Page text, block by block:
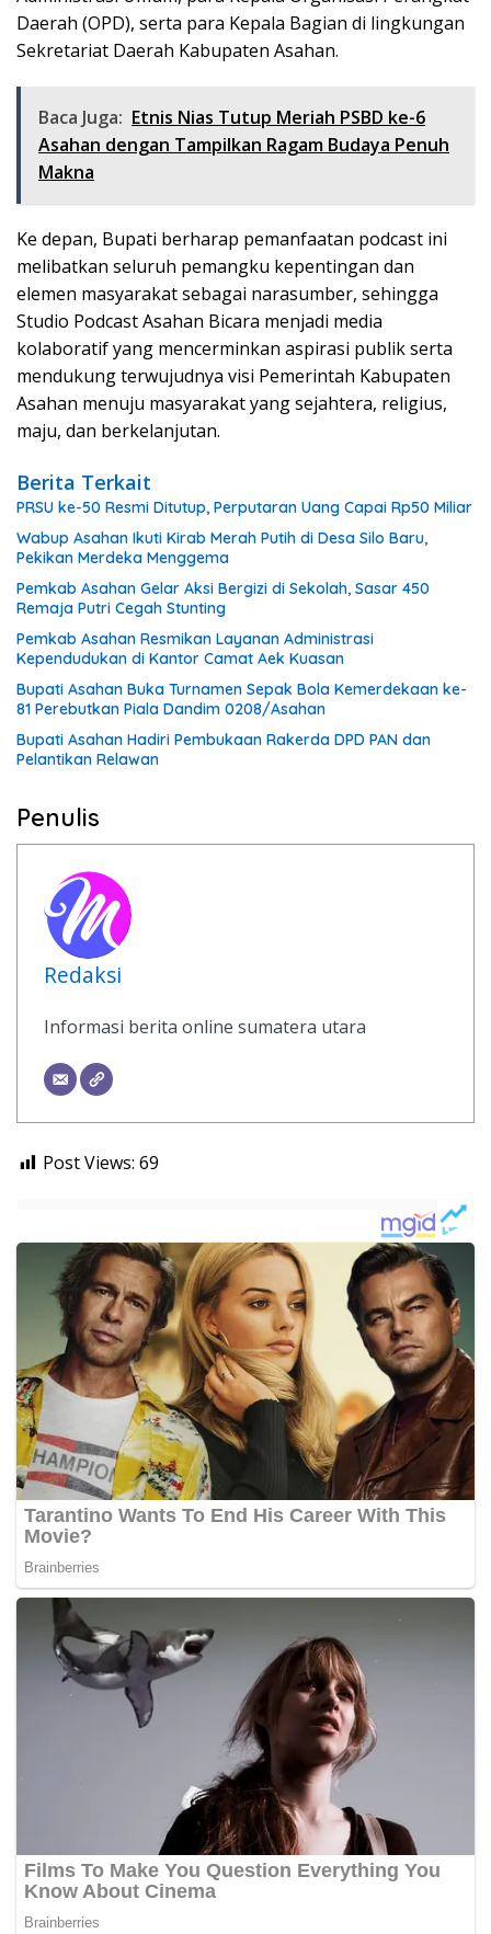
Daerah (OPD), serta para Kepala Bagian di lingkungan
Sekretariat Daerah Kabupaten Asahan.
Baca Juga: Etnis Nias Tutup Meriah PSBD ke-6
Asahan dengan Tampilkan Ragam Budaya Penuh
Makna
Ke depan, Bupati berharap pemanfaatan podcast ini
melibatkan seluruh pemangku kepentingan dan
elemen masyarakat sebagai narasumber, sehingga
Studio Podcast Asahan Bicara menjadi media
kolaboratif yang mencerminkan aspirasi publik serta
mendukung terwujudnya visi Pemerintah Kabupaten
Asahan menuju masyarakat yang sejahtera, religius,
maju, dan berkelanjutan.
Berita Terkait
PRSU ke-50 Resmi Ditutup, Perputaran Uang Capai Rp50 Miliar
Wabup Asahan Ikuti Kirab Merah Putih di Desa Silo Baru,
Pekikan Merdeka Menggema
Pemkab Asahan Gelar Aksi Bergizi di Sekolah, Sasar 450
Remaja Putri Cegah Stunting
Pemkab Asahan Resmikan Layanan Administrasi
Kependudukan di Kantor Camat Aek Kuasan
Bupati Asahan Buka Turnamen Sepak Bola Kemerdekaan ke-
81 Perebutkan Piala Dandim 0208/Asahan
Bupati Asahan Hadiri Pembukaan Rakerda DPD PAN dan
Pelantikan Relawan
Penulis
Redaksi
Informasi berita online sumatera utara
Post Views: 69